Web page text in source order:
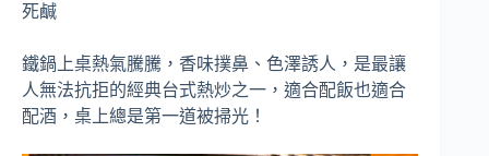
死鹹
鐵鍋上桌熱氣騰騰，香味撲鼻、色澤誘人，是最讓
人無法抗拒的經典台式熱炒之一，適合配飯也適合
配酒，桌上總是第一道被掃光！